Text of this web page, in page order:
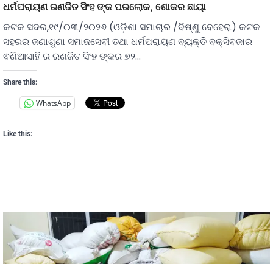
ଧର୍ମପରାୟଣ ରଣଜିତ ସିଂହ ଙ୍କ ପରଲୋକ, ଶୋକର ଛାୟା
କଟକ ସଦର,୧୯/୦୩/୨୦୨୬ (ଓଡ଼ିଶା ସମାଚାର /ବିଷ୍ଣୁ ବେହେରା) କଟକ
ସହରର ଜଣାଶୁଣା ସମାଜସେବୀ ତଥା ଧର୍ମପରାୟଣ ବ୍ୟକ୍ତି ବକ୍ସିବଜାର
ଵଣିଆସାହି ର ରଣଜିତ ସିଂହ ଙ୍କର ୭୨…
Share this:
WhatsApp
Like this: